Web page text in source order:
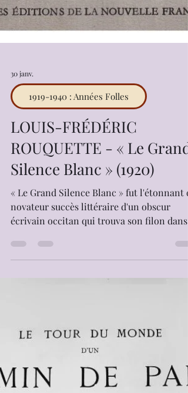
30 janv.
1919-1940 : Années Folles
LOUIS-FRÉDÉRIC
ROUQUETTE - « Le Grand
Silence Blanc » (1920)
« Le Grand Silence Blanc » fut l'étonnant et
écrivain occitan qui trouva son filon dans
Grand Nord Canadien sans jamais y mettre
un pied, mais qui, hélas, ne put en profiter
dès l'adolescence à faire représenter
quelques pièces de théâtre dont aucun
à seulement vingt ans,